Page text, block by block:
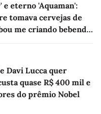
eterno 'Aquaman':
tomava cervejas de
me criando bebendo
Davi Lucca quer
quase R$ 400 mil e
do prêmio Nobel